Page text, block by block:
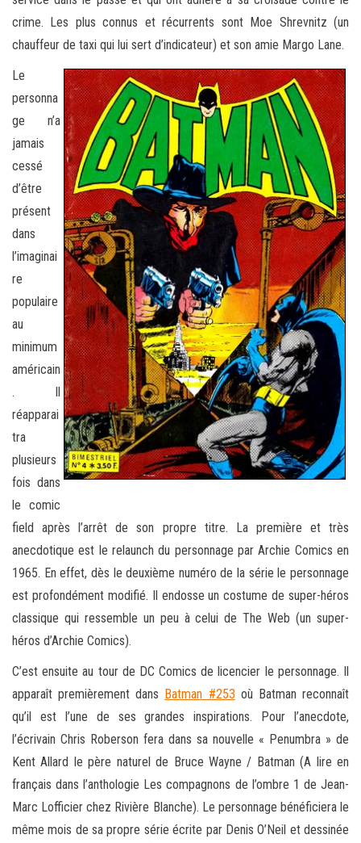
crime. Les plus connus et récurrents sont Moe Shrevnitz (un
chauffeur de taxi qui lui sert d’indicateur) et son amie Margo Lane.
Le
personna
ge n’a
jamais
cessé
d’être
présent
dans
l’imaginai
re
populaire
au
minimum
américain
. Il
réapparai
tra
plusieurs
fois dans
le comic
field après l’arrêt de son propre titre. La première et très
anecdotique est le relaunch du personnage par Archie Comics en
1965. En effet, dès le deuxième numéro de la série le personnage
est profondément modifié. Il endosse un costume de super-héros
classique qui ressemble un peu à celui de The Web (un super-
héros d’Archie Comics).
C’est ensuite au tour de DC Comics de licencier le personnage. Il
apparaît premièrement dans Batman #253 où Batman reconnaît
qu’il est l’une de ses grandes inspirations. Pour l’anecdote,
l’écrivain Chris Roberson fera dans sa nouvelle « Penumbra » de
Kent Allard le père naturel de Bruce Wayne / Batman (A lire en
français dans l’anthologie Les compagnons de l’ombre 1 de Jean-
Marc Lofficier chez Rivière Blanche). Le personnage bénéficiera le
même mois de sa propre série écrite par Denis O’Neil et dessinée